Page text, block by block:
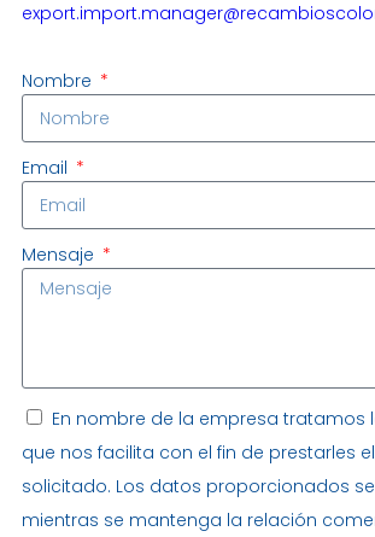
Nombre
Email
Mensaje
En nombre de la empresa tratamos
que nos facilita con el fin de prestarles
solicitado. Los datos proporcionados
mientras se mantenga la relación